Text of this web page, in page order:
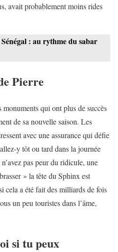
avait probablement moins rides
: au rythme du sabar
Pierre
qui ont plus de succès
de sa nouvelle saison. Les
avec une assurance qui défie
y tôt ou tard dans la journée
pas peur du ridicule, une
» la tête du Sphinx est
cela a été fait des milliards de fois
un peu touristes dans l’âme,
si tu peux